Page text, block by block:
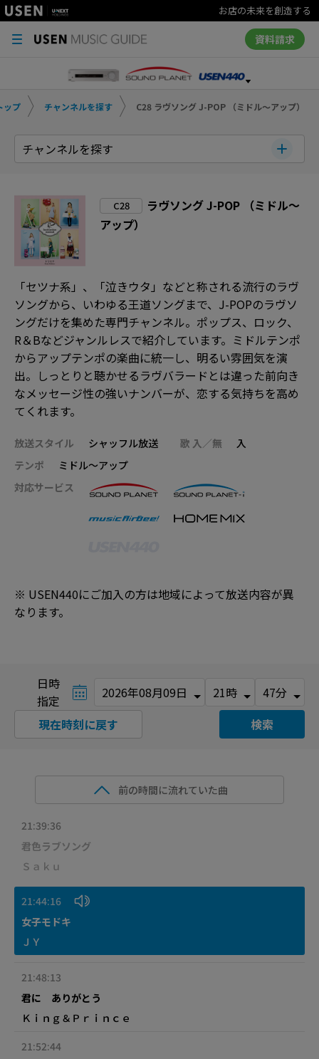
お店の未来を創造する
資料請求
ップ チャンネルを探す C28 ラヴソング J-POP （ミドル～アップ）
チャンネルを探す
C28
ラヴソング J-POP （ミドル～
アップ）
「セツナ系」、「泣きウタ」などと称される流行のラヴ
ソングから、いわゆる王道ソングまで、J-POPのラヴソ
ングだけを集めた専門チャンネル。ポップス、ロック、
R＆Bなどジャンルレスで紹介しています。ミドルテンポ
からアップテンポの楽曲に統一し、明るい雰囲気を演
出。しっとりと聴かせるラヴバラードとは違った前向き
なメッセージ性の強いナンバーが、恋する気持ちを高め
てくれます。
放送スタイル シャッフル放送 歌 入／無
入
テンポ
ミドル～アップ
対応サービス
※ USEN440にご加入の方は地域によって放送内容が異
なります。
日時
指定
検索
現在時刻に戻す
前の時間に流れていた曲
21:39:36
君色ラブソング
Ｓａｋｕ
21:44:16
女子モドキ
ＪＹ
21:48:13
君に ありがとう
Ｋｉｎｇ＆Ｐｒｉｎｃｅ
21:52:44